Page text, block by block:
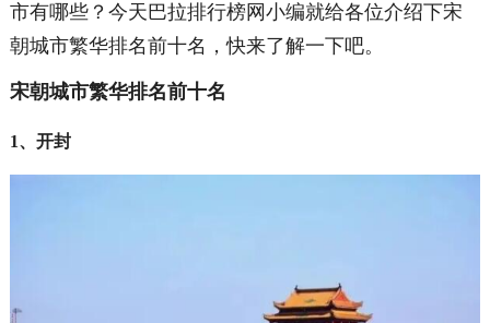
市有哪些？今天巴拉排行榜网小编就给各位介绍下宋
朝城市繁华排名前十名，快来了解一下吧。
宋朝城市繁华排名前十名
1、开封